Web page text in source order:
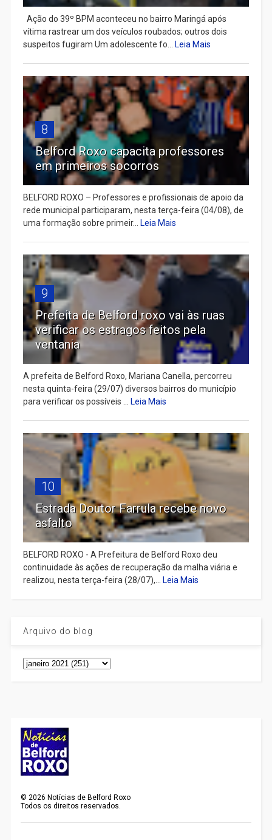
Ação do 39º BPM aconteceu no bairro Maringá após
vítima rastrear um dos veículos roubados; outros dois
suspeitos fugiram Um adolescente fo... Leia Mais
8
Belford Roxo capacita professores
em primeiros socorros
BELFORD ROXO – Professores e profissionais de apoio da
rede municipal participaram, nesta terça-feira (04/08), de
uma formação sobre primeir... Leia Mais
9
Prefeita de Belford roxo vai às ruas
verificar os estragos feitos pela
ventania
A prefeita de Belford Roxo, Mariana Canella, percorreu
nesta quinta-feira (29/07) diversos bairros do município
para verificar os possíveis ... Leia Mais
10
Estrada Doutor Farrula recebe novo
asfalto
BELFORD ROXO - A Prefeitura de Belford Roxo deu
continuidade às ações de recuperação da malha viária e
realizou, nesta terça-feira (28/07),... Leia Mais
Arquivo do blog
©2026 Notícias de Belford Roxo
Todos os direitos reservados.